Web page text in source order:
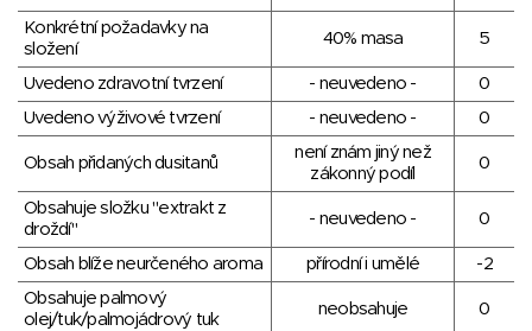
Konkrétní požadavky na
složení
40% masa 5
Uvedeno zdravotní tvrzení - neuvedeno -
0
Uvedeno výživové tvrzení
- neuvedeno - 0
Obsah přidaných dusitanů
není znám jiný než
zákonný podíl
0
Obsahuje složku "extrakt z
droždí"
- neuvedeno - 0
Obsah blíže neurčeného aroma přírodní i umělé
-2
Obsahuje palmový
olej/tuk/palmojádrový tuk
neobsahuje 0